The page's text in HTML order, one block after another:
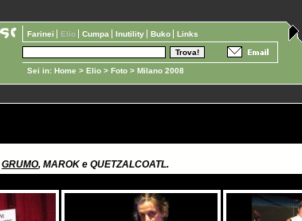
Sei in: Home > Elio > Foto > Milano 2008
Farinei Elio Cumpa Inutility Buko Links
GRUMO, MAROK e QUETZALCOATL.